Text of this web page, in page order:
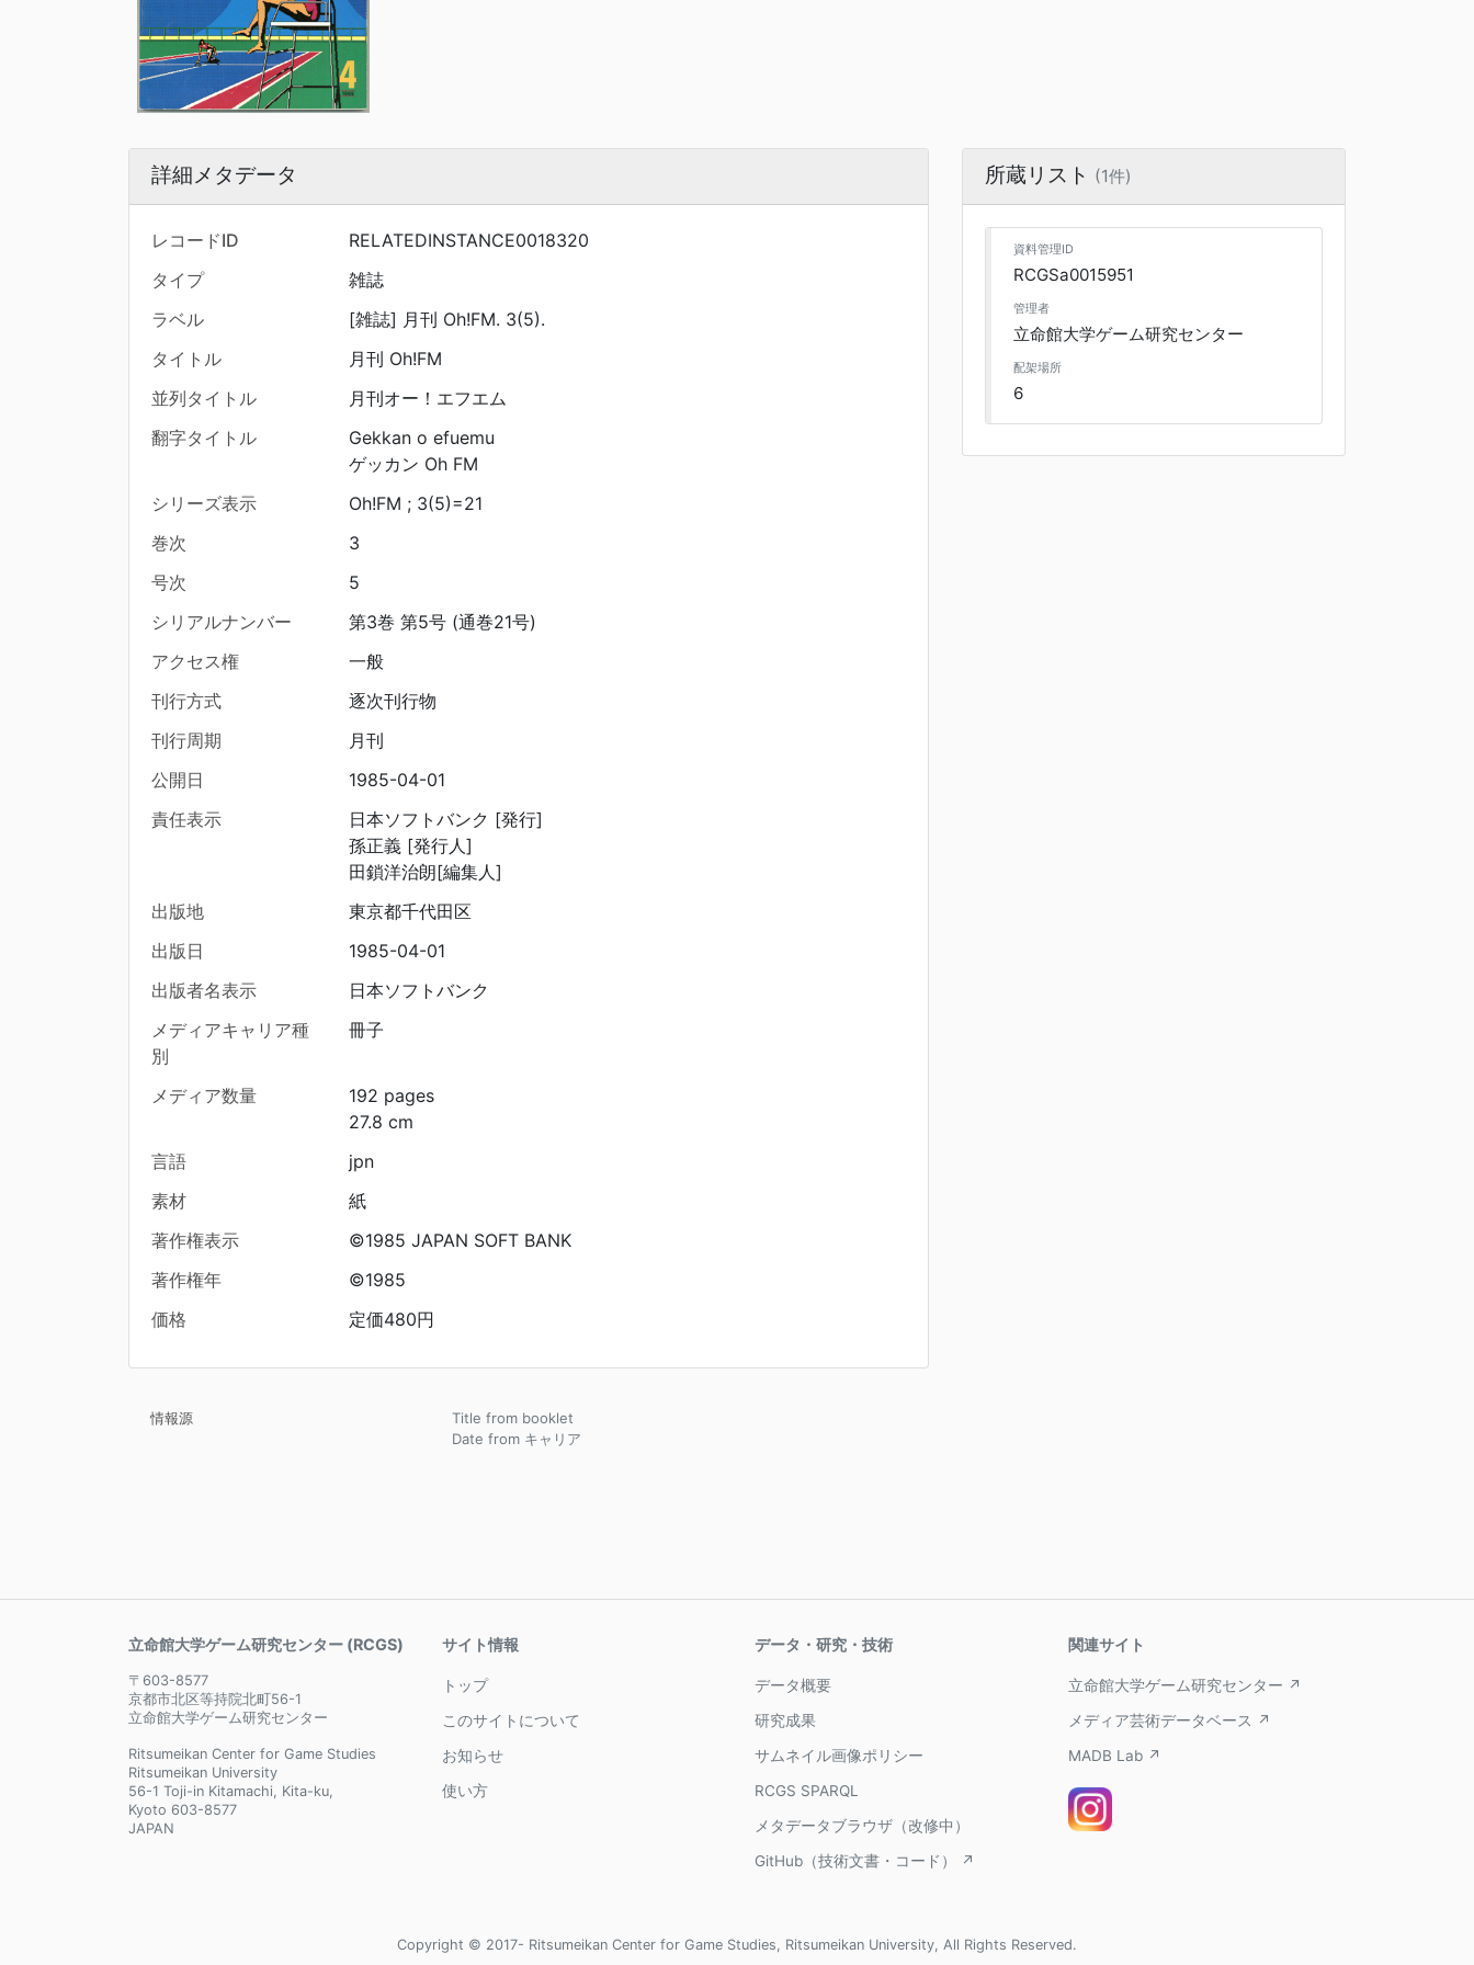
詳細メタデータ
レコードID
RELATEDINSTANCE0018320
タイプ
雑誌
ラベル
[雑誌] 月刊 Oh!FM. 3(5).
タイトル
月刊 Oh!FM
並列タイトル
月刊オー！エフエム
翻字タイトル
Gekkan o efuemu
ゲッカン Oh FM
シリーズ表示
Oh!FM ; 3(5)=21
巻次
3
号次
5
シリアルナンバー
第3巻 第5号 (通巻21号)
アクセス権
一般
刊行方式
逐次刊行物
刊行周期
月刊
公開日
1985-04-01
責任表示
日本ソフトバンク [発行]
孫正義 [発行人]
田鎖洋治朗[編集人]
出版地
東京都千代田区
出版日
1985-04-01
出版者名表示
日本ソフトバンク
メディアキャリア種
別
冊子
メディア数量
192 pages
27.8 cm
言語
jpn
素材
紙
著作権表示
©1985 JAPAN SOFT BANK
著作権年
©1985
価格
定価480円
所蔵リスト (1件)
資料管理ID
RCGSa0015951
管理者
立命館大学ゲーム研究センター
配架場所
6
情報源
Title from booklet
Date from キャリア
立命館大学ゲーム研究センター (RCGS)
〒603-8577
京都市北区等持院北町56-1
立命館大学ゲーム研究センター
Ritsumeikan Center for Game Studies
Ritsumeikan University
56-1 Toji-in Kitamachi, Kita-ku,
Kyoto 603-8577
JAPAN
サイト情報
トップ
このサイトについて
お知らせ
使い方
データ・研究・技術
データ概要
研究成果
サムネイル画像ポリシー
RCGS SPARQL
メタデータブラウザ（改修中）
GitHub（技術文書・コード） ↗
関連サイト
立命館大学ゲーム研究センター ↗
メディア芸術データベース ↗
MADB Lab ↗
Copyright © 2017- Ritsumeikan Center for Game Studies, Ritsumeikan University, All Rights Reserved.